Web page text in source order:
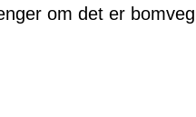
om det er bomveg